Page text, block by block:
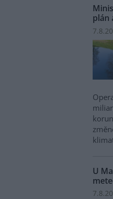
plán
U